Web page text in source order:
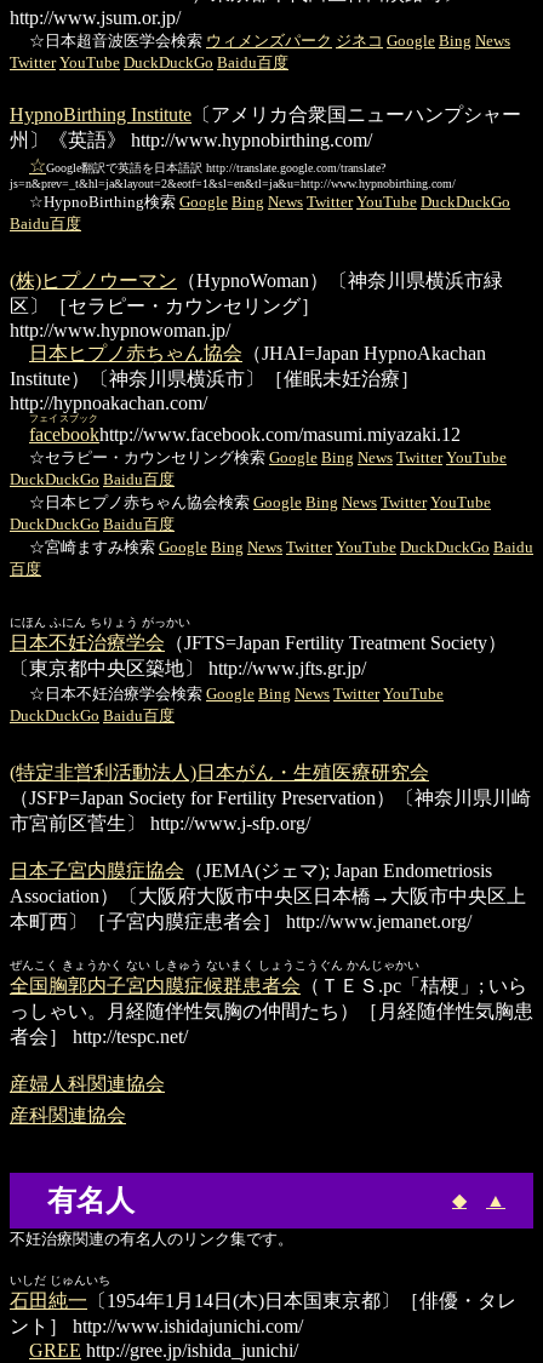
http://www.jsum.or.jp/
☆日本超音波医学会検索 ウィメンズパーク ジネコ Google Bing News
Twitter YouTube DuckDuckGo Baidu百度
HypnoBirthing Institute 〔アメリカ合衆国ニューハンプシャー
州〕《英語》
http://www.hypnobirthing.com/
☆Google翻訳で英語を日本語訳 http://translate.google.com/translate?
js=n&prev=_t&hl=ja&layout=2&eotf=1&sl=en&tl=ja&u=http://www.hypnobirthing.com/
☆HypnoBirthing検索 Google Bing News Twitter YouTube DuckDuckGo
Baidu百度
(株)ヒプノウーマン （HypnoWoman）〔神奈川県横浜市緑
区〕［セラピー・カウンセリング］
http://www.hypnowoman.jp/
日本ヒプノ赤ちゃん協会 （JHAI=Japan HypnoAkachan
Institute）〔神奈川県横浜市〕［催眠未妊治療］
http://hypnoakachan.com/
facebook
フェイスブック
http://www.facebook.com/masumi.miyazaki.12
☆セラピー・カウンセリング検索 Google Bing News Twitter YouTube
DuckDuckGo Baidu百度
☆日本ヒプノ赤ちゃん協会検索 Google Bing News Twitter YouTube
DuckDuckGo Baidu百度
☆宮崎ますみ検索 Google Bing News Twitter YouTube DuckDuckGo Baidu
百度
にほん ふにん ちりょう がっかい
日本不妊治療学会 （JFTS=Japan Fertility Treatment Society）
〔東京都中央区築地〕
http://www.jfts.gr.jp/
☆日本不妊治療学会検索 Google Bing News Twitter YouTube
DuckDuckGo Baidu百度
(特定非営利活動法人)日本がん・生殖医療研究会
（JSFP=Japan Society for Fertility Preservation）〔神奈川県川崎
市宮前区菅生〕
http://www.j-sfp.org/
日本子宮内膜症協会 （JEMA(ジェマ); Japan Endometriosis
Association）〔大阪府大阪市中央区日本橋→大阪市中央区上
本町西〕［子宮内膜症患者会］
http://www.jemanet.org/
ぜんこく きょうかく ない しきゅう ないまく しょうこうぐん かんじゃかい
全国胸郭内子宮内膜症候群患者会 （ＴＥＳ.pc「桔梗」; いら
っしゃい。月経随伴性気胸の仲間たち）［月経随伴性気胸患
者会］
http://tespc.net/
産婦人科関連協会
産科関連協会
有名人 ◆ ▲
不妊治療関連の有名人のリンク集です。
いしだ じゅんいち
石田純一 〔1954年1月14日(木)日本国東京都〕［俳優・タレ
ント］
http://www.ishidajunichi.com/
GREE http://gree.jp/ishida_junichi/